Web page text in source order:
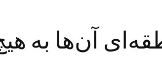
آن‌ها به